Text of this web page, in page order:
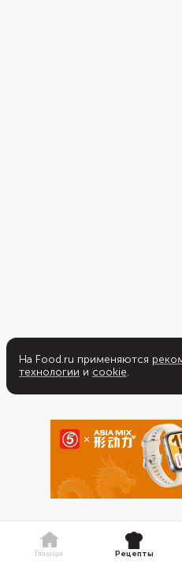
На Food.ru применяются
технологии и cookie.
Главная Рецепты